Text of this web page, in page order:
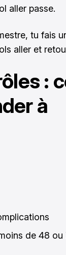
aller passe.
tu fais
aller et
:
à
de 48 ou